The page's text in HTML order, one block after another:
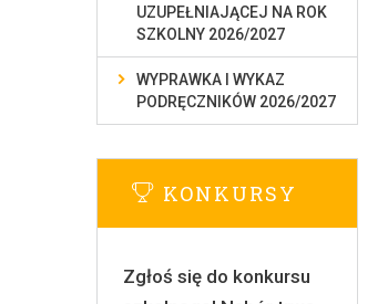
UZUPEŁNIAJĄCEJ NA ROK
SZKOLNY 2026/2027
WYPRAWKA I WYKAZ
PODRĘCZNIKÓW 2026/2027
KONKURSY
Zgłoś się do konkursu